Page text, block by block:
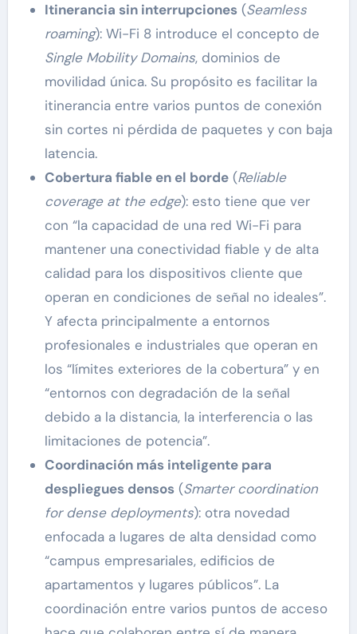
Itinerancia sin interrupciones(Seamless
roaming): Wi-Fi 8 introduce el concepto de
Single Mobility Domains, dominios de
movilidad única. Su propósito es facilitar la
itinerancia entre varios puntos de conexión
sin cortes ni pérdida de paquetes y con baja
latencia.
Cobertura fiable en el borde(Reliable
coverage at the edge): esto tiene que ver
con “la capacidad de una red Wi-Fi para
mantener una conectividad fiable y de alta
calidad para los dispositivos cliente que
operan en condiciones de señal no ideales”.
Y afecta principalmente a entornos
profesionales e industriales que operan en
los “límites exteriores de la cobertura” y en
“entornos con degradación de la señal
debido a la distancia, la interferencia o las
limitaciones de potencia”.
Coordinación más inteligente para
despliegues densos(Smarter coordination
for dense deployments): otra novedad
enfocada a lugares de alta densidad como
“campus empresariales, edificios de
apartamentos y lugares públicos”. La
coordinación entre varios puntos de acceso